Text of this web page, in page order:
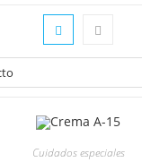
Cuidados especiales